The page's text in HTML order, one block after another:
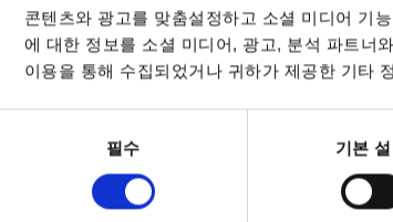
콘텐츠와 광고를 맞춤설정하고 소셜 미디어 기
에 대한 정보를 소셜 미디어, 광고, 분석 파트너
이용을 통해 수집되었거나 귀하가 제공한 기타
필수 기본
홀
100 12
로케
이팅
33 28